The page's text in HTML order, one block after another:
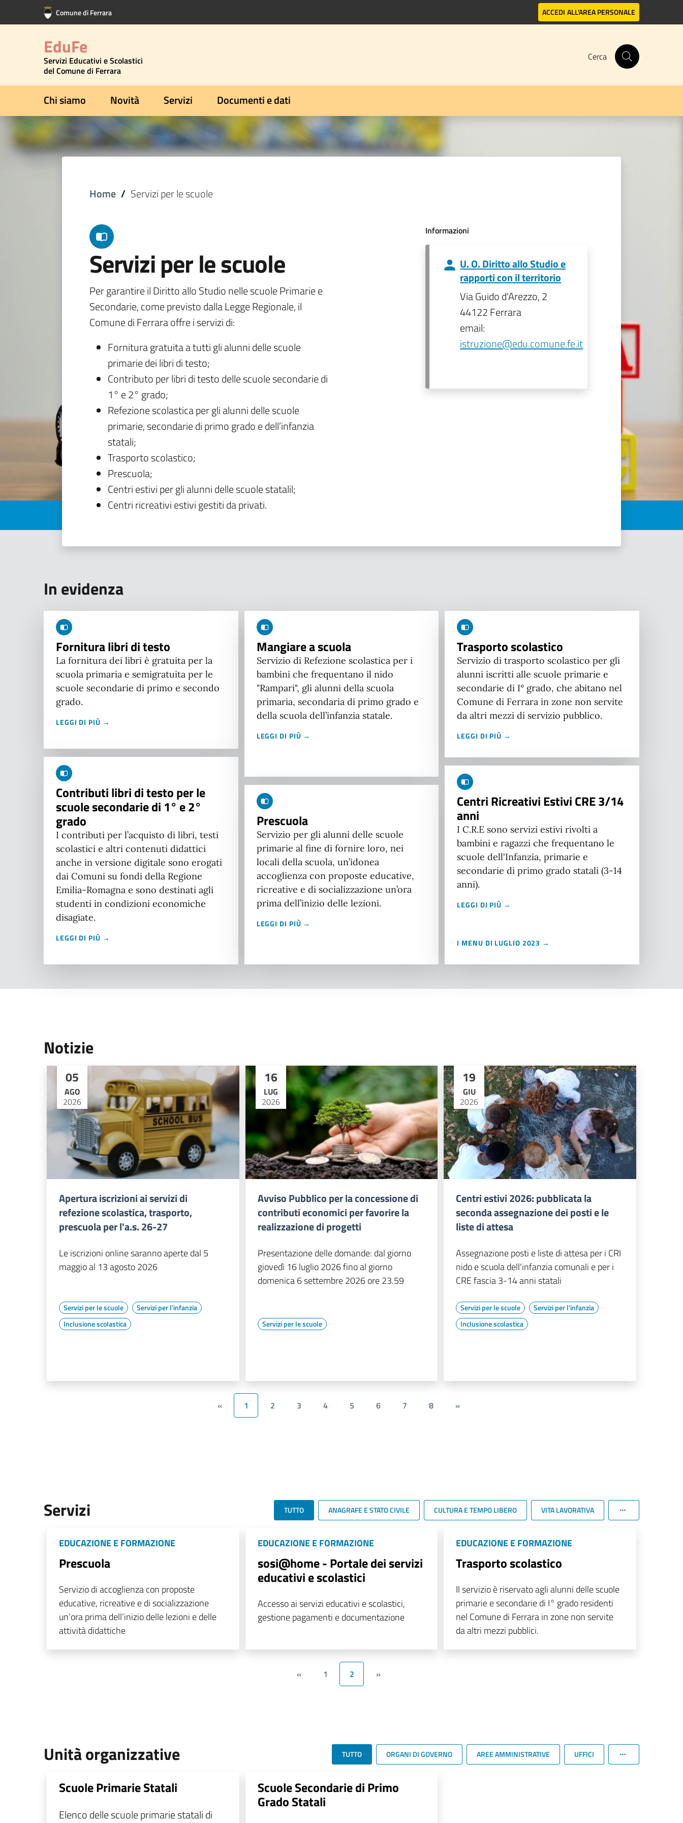
Vai al contenuto principale
Vai al footer Comune di Ferrara ACCEDI ALL'AREA PERSONALE
EduFe
Servizi Educativi e Scolastici
del Comune di Ferrara
Cerca
Chi siamo Novità Servizi Documenti e dati
Home Servizi per le scuole
Servizi per le scuole
Per garantire il Diritto allo Studio nelle scuole Primarie e
Secondarie, come previsto dalla Legge Regionale, il
Comune di Ferrara offre i servizi di:
Fornitura gratuita a tutti gli alunni delle scuole
primarie dei libri di testo;
Contributo per libri di testo delle scuole secondarie di
1° e 2° grado;
Refezione scolastica per gli alunni delle scuole
primarie, secondarie di primo grado e dell’infanzia
statali;
Trasporto scolastico;
Prescuola;
Centri estivi per gli alunni delle scuole statalil;
Centri ricreativi estivi gestiti da privati.
Informazioni
U. O. Diritto allo Studio e
rapporti con il territorio
Via Guido d'Arezzo, 2
44122 Ferrara
email:
istruzione@edu.comune.fe.it
In evidenza
Fornitura libri di testo
La fornitura dei libri è gratuita per la
scuola primaria e semigratuita per le
scuole secondarie di primo e secondo
grado.
LEGGI DI PIÙ →
Contributi libri di testo per le
scuole secondarie di 1° e 2°
grado
I contributi per l’acquisto di libri, testi
scolastici e altri contenuti didattici
anche in versione digitale sono erogati
dai Comuni su fondi della Regione
Emilia-Romagna e sono destinati agli
studenti in condizioni economiche
disagiate.
LEGGI DI PIÙ →
Mangiare a scuola
Servizio di Refezione scolastica per i
bambini che frequentano il nido
"Rampari", gli alunni della scuola
primaria, secondaria di primo grado e
della scuola dell’infanzia statale.
LEGGI DI PIÙ →
Prescuola
Servizio per gli alunni delle scuole
primarie al fine di fornire loro, nei
locali della scuola, un’idonea
accoglienza con proposte educative,
ricreative e di socializzazione un’ora
prima dell’inizio delle lezioni.
LEGGI DI PIÙ →
Trasporto scolastico
Servizio di trasporto scolastico per gli
alunni iscritti alle scuole primarie e
secondarie di I° grado, che abitano nel
Comune di Ferrara in zone non servite
da altri mezzi di servizio pubblico.
LEGGI DI PIÙ →
Centri Ricreativi Estivi CRE 3/14
anni
I C.R.E sono servizi estivi rivolti a
bambini e ragazzi che frequentano le
scuole dell'Infanzia, primarie e
secondarie di primo grado statali (3-14
anni).
LEGGI DI PIÙ →
I MENU DI LUGLIO 2023 →
Notizie
05
AGO
2026
Apertura iscrizioni ai servizi di
refezione scolastica, trasporto,
prescuola per l'a.s. 26-27
Le iscrizioni online saranno aperte dal 5
maggio al 13 agosto 2026
Servizi per le scuole
Servizi per l'infanzia
Inclusione scolastica
16
LUG
2026
Avviso Pubblico per la concessione di
contributi economici per favorire la
realizzazione di progetti
Presentazione delle domande: dal giorno
giovedì 16 luglio 2026 fino al giorno
domenica 6 settembre 2026 ore 23.59
Servizi per le scuole
19
GIU
2026
Centri estivi 2026: pubblicata la
seconda assegnazione dei posti e le
liste di attesa
Assegnazione posti e liste di attesa per i CRI
nido e scuola dell'infanzia comunali e per i
CRE fascia 3-14 anni statali
Servizi per le scuole
Servizi per l'infanzia
Inclusione scolastica
« 1 2 3 4 5 6 7 8 »
Servizi TUTTO ANAGRAFE E STATO CIVILE CULTURA E TEMPO LIBERO VITA LAVORATIVA
EDUCAZIONE E FORMAZIONE
Prescuola
Servizio di accoglienza con proposte
educative, ricreative e di socializzazione
un’ora prima dell’inizio delle lezioni e delle
attività didattiche
EDUCAZIONE E FORMAZIONE
sosi@home - Portale dei servizi
educativi e scolastici
Accesso ai servizi educativi e scolastici,
gestione pagamenti e documentazione
EDUCAZIONE E FORMAZIONE
Trasporto scolastico
Il servizio è riservato agli alunni delle scuole
primarie e secondarie di I° grado residenti
nel Comune di Ferrara in zone non servite
da altri mezzi pubblici.
« 1 2 »
Unità organizzative TUTTO ORGANI DI GOVERNO AREE AMMINISTRATIVE UFFICI
Scuole Primarie Statali
Elenco delle scuole primarie statali di
Scuole Secondarie di Primo
Grado Statali